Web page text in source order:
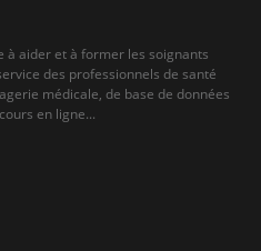
à aider et à former les soignants
des professionnels de santé
médicale, de base de données
en ligne...